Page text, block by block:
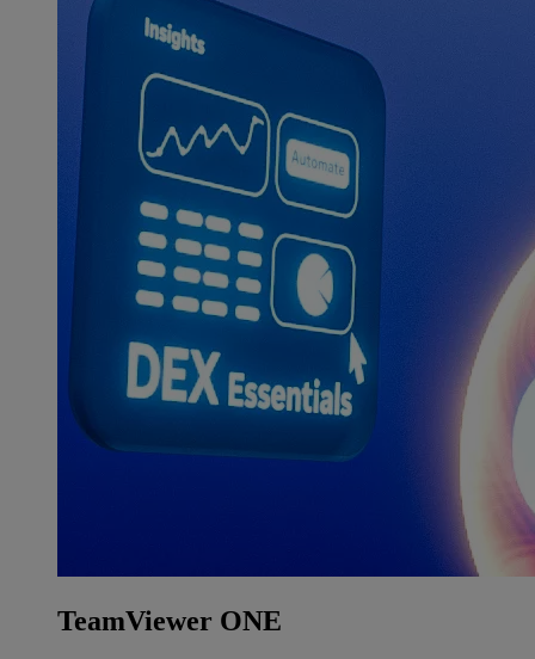
TeamViewer ONE